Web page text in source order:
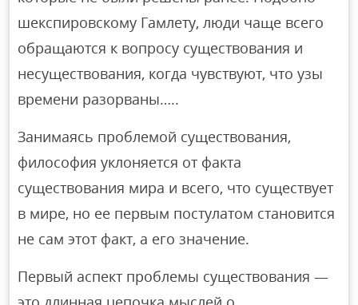
шекспировскому Гамлету, люди чаще всего
обращаются к вопросу существования и
несуществования, когда чувствуют, что узы
времени разорваны…..
Занимаясь проблемой существования,
философия уклоняется от факта
существования мира и всего, что существует
в мире, но ее первым постулатом становится
не сам этот факт, а его значение.
Первый аспект проблемы существования —